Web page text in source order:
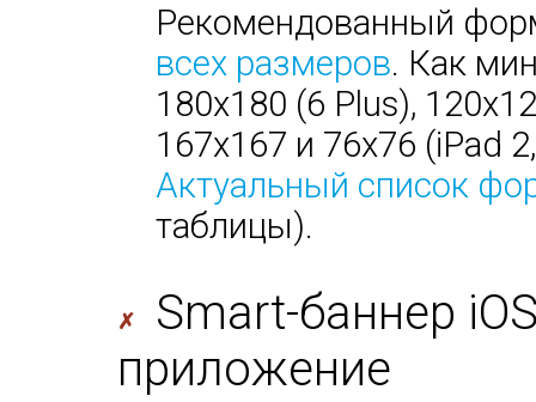
Рекомендованный
всех размеров. Как
180х180 (6 Plus),
167х167 и 76х76 (iPad
Актуальный список
таблицы).
✗
Smart-баннер
приложение